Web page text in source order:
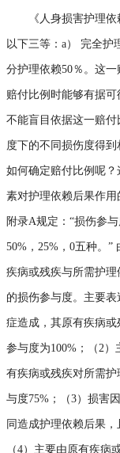
《人身损害护理依
以下三等：a） 完全护
分护理依赖50％。这
赔付比例时能够有据
不能盲目依据这一赔
度下的不同损伤度得
如何确定赔付比例呢
素对护理依赖后果作用
附录A规定：“损伤参
50%，25%，0五种。
疾病或残疾与所需护
的损伤参与度。主要
症造成，其原有疾病
参与度为100%；（2
有疾病或残疾对所需
与度75%；（3）损害
同造成护理依赖后果
（4）主要由原有疾病